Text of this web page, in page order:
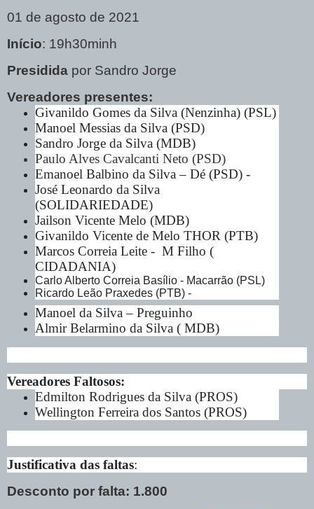
01 de agosto de 2021
Início: 19h30minh
Presidida por Sandro Jorge
Vereadores presentes:
Givanildo Gomes da Silva (Nenzinha) (PSL)
Manoel Messias da Silva (PSD)
Sandro Jorge da Silva (MDB)
Paulo Alves Cavalcanti Neto (PSD)
Emanoel Balbino da Silva – Dé (PSD) -
José Leonardo da Silva
(SOLIDARIEDADE)
Jailson Vicente Melo (MDB)
Givanildo Vicente de Melo THOR (PTB)
Marcos Correia Leite - M Filho (
CIDADANIA)
Carlo Alberto Correia Basílio - Macarrão (PSL)
Ricardo Leão Praxedes (PTB) -
Manoel da Silva – Preguinho
Almir Belarmino da Silva ( MDB)
Vereadores Faltosos:
Edmilton Rodrigues da Silva (PROS)
Wellington Ferreira dos Santos (PROS)
Justificativa das faltas:
Desconto por falta: 1.800